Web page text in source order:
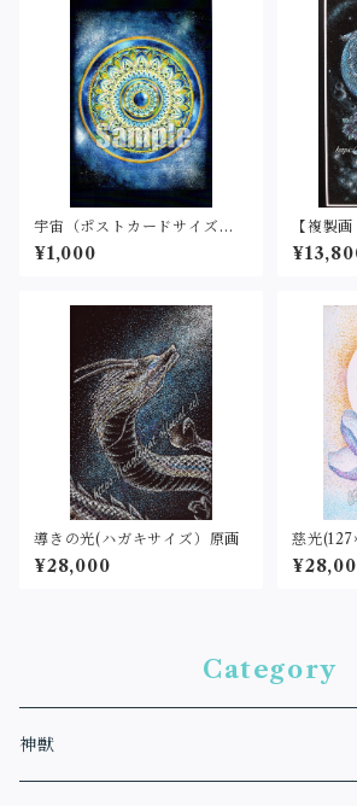
宇宙（ポストカードサイズ・
印刷）
¥1,000
【複製
(２L判サ
導きの光(ハガキサイズ）原画
¥28,000
慈光
Category
神獣